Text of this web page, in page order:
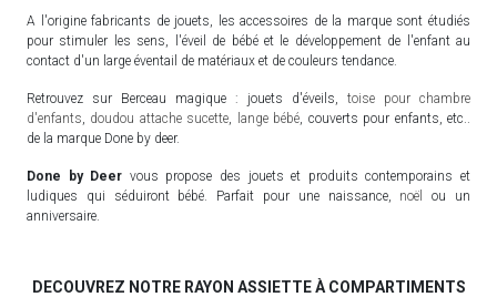
A l'origine fabricants de jouets, les accessoires de la marque sont étudiés
pour stimuler les sens, l'éveil de bébé et le développement de l'enfant au
contact d'un large éventail de matériaux et de couleurs tendance.
Retrouvez sur Berceau magique : jouets d'éveils, toise pour chambre
d'enfants, doudou attache sucette, lange bébé, couverts pour enfants, etc..
de la marque Done by deer.
Done by Deer vous propose des jouets et produits contemporains et
ludiques qui séduiront bébé. Parfait pour une naissance, noël
ou un
anniversaire.
DECOUVREZ NOTRE RAYON ASSIETTE À COMPARTIMENTS